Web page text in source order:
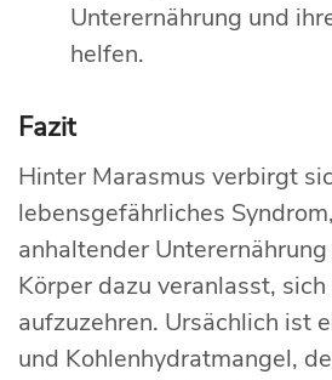
Unterernährung und
helfen.
Fazit
Hinter Marasmus verbirgt
lebensgefährliches
anhaltender
Körper dazu veranlasst,
aufzuzehren. Ursächlich ist
und Kohlenhydratmangel,